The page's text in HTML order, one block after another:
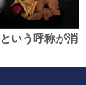
いう呼称が消